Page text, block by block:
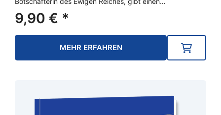
9,90 € *
MEHR ERFAHREN